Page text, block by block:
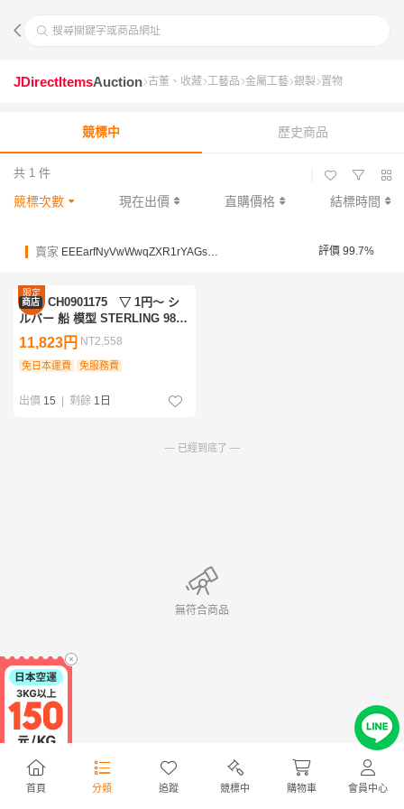
搜尋關鍵字或商品網址
首頁 分類 追蹤 競標中 購物車 會員中心
JDirectItemsAuction 古董、收藏 工藝品 金屬工藝 銀製 置物
競標中 歷史商品
共 1 件
競標次數 現在出價 直購價格 結標時間
賣家 EEEarfNyVwWwqZXR1rYAGskvpwAoL 評價 99.7%
限定
優惠
商店 CH0901175 ▽ 1円～ シ
ルバー 船 模型 STERLING 980
刻印 銀製 ヨット ガラスケース
置物 置き物 飾り インテリア 中
古品 現状品
11,823円 NT2,558
免日本運費 免服務費
出價 15 | 剩餘 1日
— 已經到底了 —
無符合商品